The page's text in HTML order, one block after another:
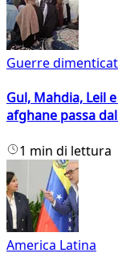
Guerre
Gul, Mahdia, Leil
afghane passa
1 min di lettura
America Latina